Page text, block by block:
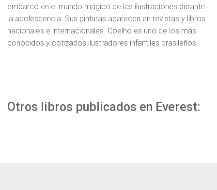
embarcó en el mundo mágico de las ilustraciones durante
la adolescencia. Sus pinturas aparecen en revistas y libros
nacionales e internacionales. Coelho es uno de los más
conocidos y cotizados ilustradores infantiles brasileños.
Otros libros publicados en Everest: